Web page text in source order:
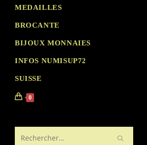
MEDAILLES
BROCANTE
BIJOUX MONNAIES
INFOS NUMISUP72
SUISSE
0